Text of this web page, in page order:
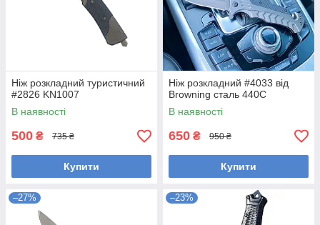
Ніж розкладний туристичний
#2826 KN1007
В наявності
500 ₴ 735 ₴
Купити
Ніж розкладний #4033 від
Browning сталь 440С
В наявності
650 ₴ 950 ₴
Купити
–27% –23%